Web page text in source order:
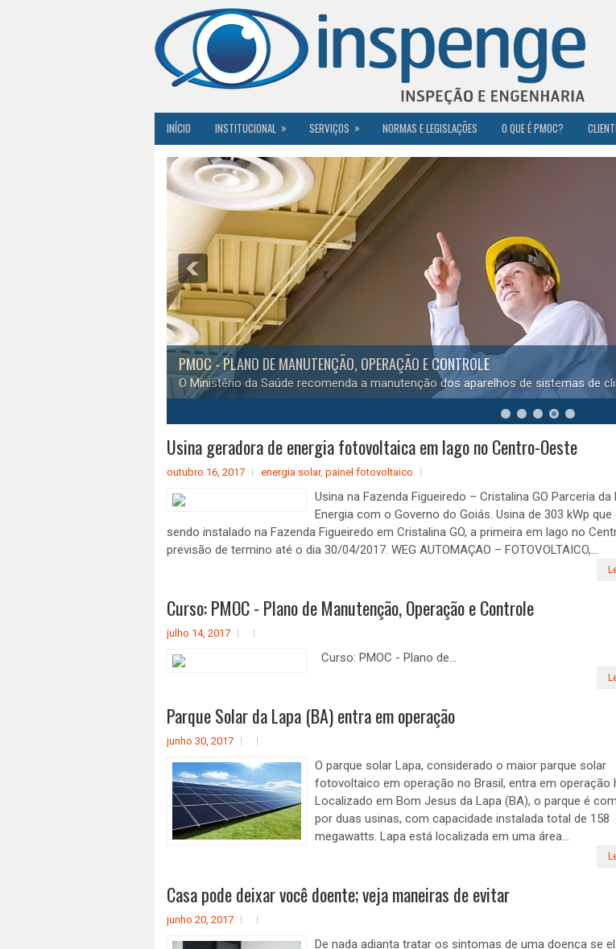
INÍCIO INSTITUCIONAL » SERVIÇOS » NORMAS E LEGISLAÇÕES O QUE É PMOC?
PMOC - PLANO DE MANUTENÇÃO, OPERAÇÃO E CONTROLE
O Ministério da Saúde recomenda a manutenção dos aparelhos de sistemas de
Usina geradora de energia fotovoltaica em lago no Centro-Oeste
outubro 16, 2017 energia solar, painel fotovoltaico
Usina na Fazenda Figueiredo – Cristalina GO Parceria da
Energia com o Governo do Goiás. Usina de 303 kWp que
sendo instalado na Fazenda Figueiredo em Cristalina GO, a primeira em lago no
previsão de termino até o dia 30/04/2017. WEG AUTOMAÇAO – FOTOVOLTAICO,...
Curso: PMOC - Plano de Manutenção, Operação e Controle
julho 14, 2017
Curso: PMOC - Plano de...
Parque Solar da Lapa (BA) entra em operação
junho 30, 2017
O parque solar Lapa, considerado o maior parque solar
fotovoltaico em operação no Brasil, entra em operação
Localizado em Bom Jesus da Lapa (BA), o parque é
por duas usinas, com capacidade instalada total de 158
megawatts. Lapa está localizada em uma área...
Casa pode deixar você doente; veja maneiras de evitar
junho 20, 2017
De nada adianta tratar os sintomas de uma doença se